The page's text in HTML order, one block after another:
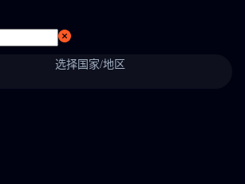
选择国家/地区